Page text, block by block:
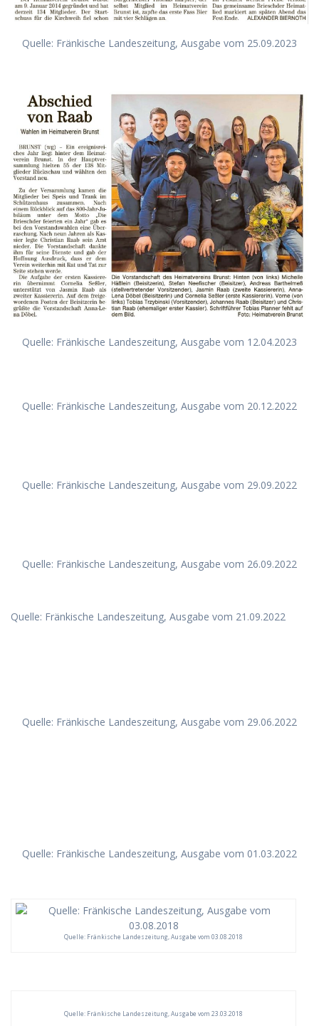
Quelle: Fränkische Landeszeitung, Ausgabe vom 25.09.2023
Quelle: Fränkische Landeszeitung, Ausgabe vom 12.04.2023
Quelle: Fränkische Landeszeitung, Ausgabe vom 20.12.2022
Quelle: Fränkische Landeszeitung, Ausgabe vom 29.09.2022
Quelle: Fränkische Landeszeitung, Ausgabe vom 26.09.2022
Quelle: Fränkische Landeszeitung, Ausgabe vom 21.09.2022
Quelle: Fränkische Landeszeitung, Ausgabe vom 29.06.2022
Quelle: Fränkische Landeszeitung, Ausgabe vom 01.03.2022
Quelle: Fränkische Landeszeitung, Ausgabe vom 03.08.2018
Quelle: Fränkische Landeszeitung, Ausgabe vom 23.03.2018